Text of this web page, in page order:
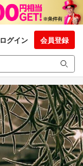
ログイン 会員登録